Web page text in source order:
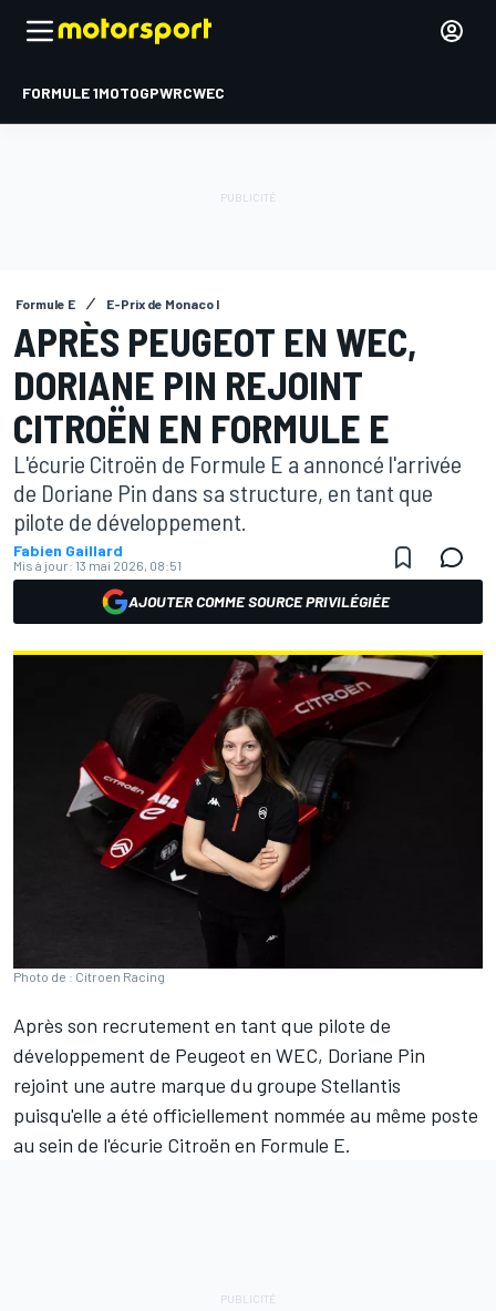
FORMULE 1MOTOGPWRCWEC
Formule E E-Prix de Monaco I
APRÈS PEUGEOT EN WEC,
DORIANE PIN REJOINT
CITROËN EN FORMULE E
L'écurie Citroën de Formule E a annoncé l'arrivée
de Doriane Pin dans sa structure, en tant que
pilote de développement.
Fabien Gaillard
Mis à jour: 13 mai 2026, 08:51
AJOUTER COMME SOURCE PRIVILÉGIÉE
Photo de : Citroen Racing
Après son recrutement en tant que pilote de
développement de Peugeot en WEC, Doriane Pin
rejoint une autre marque du groupe Stellantis
puisqu'elle a été officiellement nommée au même poste
au sein de l'écurie Citroën en Formule E.